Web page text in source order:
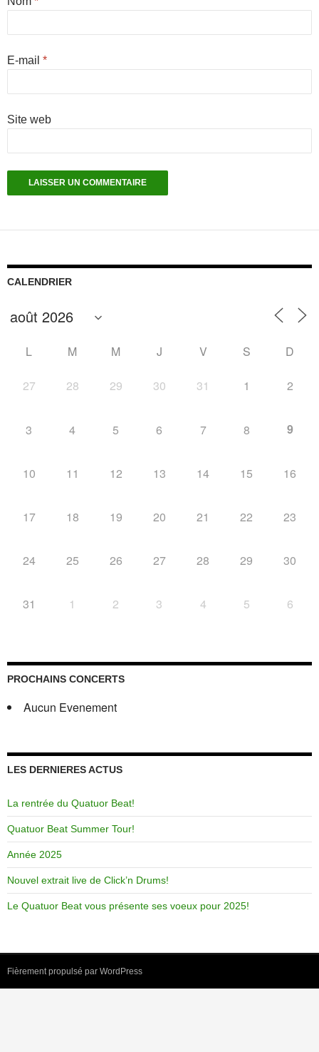
E-mail *
Site web
CALENDRIER
L M M J V S D
27 28 29 30 31 1 2
3 4 5 6 7 8 9
10 11 12 13 14 15 16
17 18 19 20 21 22 23
24 25 26 27 28 29 30
31 1 2 3 4 5 6
PROCHAINS CONCERTS
Aucun Evenement
LES DERNIERES ACTUS
La rentrée du Quatuor Beat!
Quatuor Beat Summer Tour!
Année 2025
Nouvel extrait live de Click’n Drums!
Le Quatuor Beat vous présente ses voeux pour 2025!
Fièrement propulsé par WordPress